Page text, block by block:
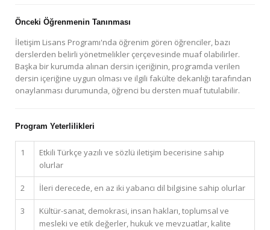
Önceki Öğrenmenin Tanınması
İletişim Lisans Programı'nda öğrenim gören öğrenciler, bazı
derslerden belirli yönetmelikler çerçevesinde muaf olabilirler.
Başka bir kurumda alınan dersin içeriğinin, programda verilen
dersin içeriğine uygun olması ve ilgili fakülte dekanlığı tarafından
onaylanması durumunda, öğrenci bu dersten muaf tutulabilir.
Program Yeterlilikleri
1
Etkili Türkçe yazılı ve sözlü iletişim becerisine sahip
olurlar
2 İleri derecede, en az iki yabancı dil bilgisine sahip olurlar
3
Kültür-sanat, demokrasi, insan hakları, toplumsal ve
mesleki ve etik değerler, hukuk ve mevzuatlar, kalite